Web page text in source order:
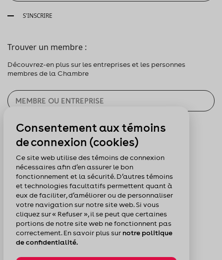
S'INSCRIRE
Trouver un membre :
Découvrez-en plus sur les entreprises et les personnes
membres de la Chambre
CHERCHER
Pour nous suivre :
Consentement aux témoins
de connexion (cookies)
Ce site web utilise des témoins de connexion
nécessaires afin d’en assurer le bon
fonctionnement et la sécurité. D’autres témoins
et technologies facultatifs permettent quant à
eux de faciliter, d’améliorer ou de personnaliser
votre navigation sur notre site web. Si vous
cliquez sur « Refuser », il se peut que certaines
portions de notre site web ne fonctionnent pas
correctement. En savoir plus sur notre politique
de confidentialité.